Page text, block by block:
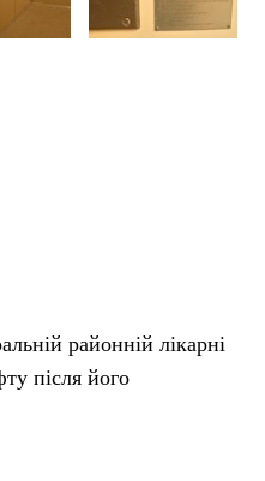
районній лікарні
після його